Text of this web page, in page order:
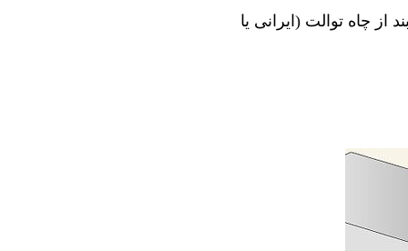
از چاه توالت (ایرانی یا